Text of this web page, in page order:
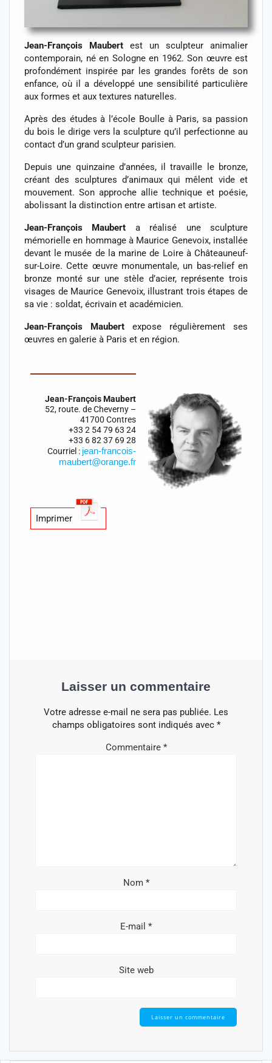
Jean-François Maubert est un sculpteur animalier
contemporain, né en Sologne en 1962. Son œuvre est
profondément inspirée par les grandes forêts de son
enfance, où il a développé une sensibilité particulière
aux formes et aux textures naturelles.
Après des études à l’école Boulle à Paris, sa passion
du bois le dirige vers la sculpture qu’il perfectionne au
contact d’un grand sculpteur parisien.
Depuis une quinzaine d’années, il travaille le bronze,
créant des sculptures d’animaux qui mêlent vide et
mouvement. Son approche allie technique et poésie,
abolissant la distinction entre artisan et artiste.
Jean-François Maubert a réalisé une sculpture
mémorielle en hommage à Maurice Genevoix, installée
devant le musée de la marine de Loire à Châteauneuf-
sur-Loire. Cette œuvre monumentale, un bas-relief en
bronze monté sur une stèle d’acier, représente trois
visages de Maurice Genevoix, illustrant trois étapes de
sa vie : soldat, écrivain et académicien.
Jean-François Maubert expose régulièrement ses
œuvres en galerie à Paris et en région.
Jean-François Maubert
52, route. de Cheverny –
41700 Contres
+33 2 54 79 63 24
+33 6 82 37 69 28
Courriel : jean-francois-
maubert@orange.fr
Imprimer
Laisser un commentaire
Votre adresse e-mail ne sera pas publiée. Les
champs obligatoires sont indiqués avec *
Commentaire *
Nom *
E-mail *
Site web